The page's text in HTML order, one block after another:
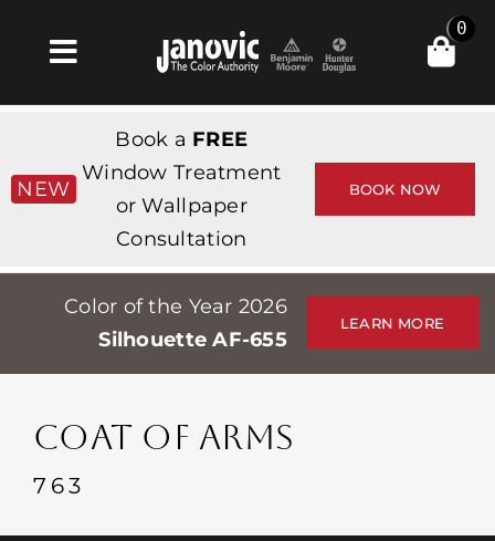
Toggle
Navigation
Products & Services
Магазин
Professionals
Stores
События
Связаться с
0
NEW
Book a FREE
Window Treatment
or Wallpaper
Consultation
BOOK NOW
Color of the Year 2026
Silhouette AF-655
LEARN MORE
COAT OF ARMS
763